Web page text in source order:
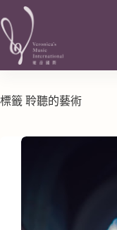
標籤 聆聽的藝術